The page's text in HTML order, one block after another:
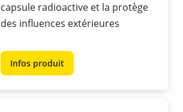
capsule radioactive et la protège
des influences extérieures
Infos produit